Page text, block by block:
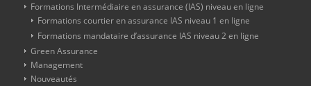
Formations Intermédiaire en assurance (IAS) niveau en ligne
Formations courtier en assurance IAS niveau 1 en ligne
Formations mandataire d’assurance IAS niveau 2 en ligne
Green Assurance
Management
Nouveautés